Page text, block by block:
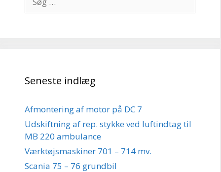
efter:
Seneste indlæg
Afmontering af motor på DC 7
Udskiftning af rep. stykke ved luftindtag til
MB 220 ambulance
Værktøjsmaskiner 701 – 714 mv.
Scania 75 – 76 grundbil